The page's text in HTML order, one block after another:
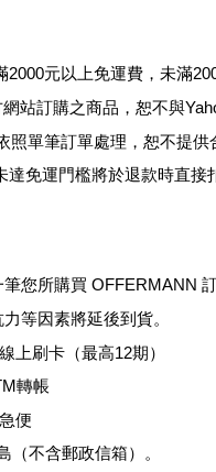
2000元以上免運費，未滿
站訂購之商品，恕不與
筆訂單處理，恕不提供
達免運門檻將於退款時直接
您所購買 OFFERMANN
等因素將延後到貨。
上刷卡（最高12期）
轉帳
便
（不含郵政信箱） 。